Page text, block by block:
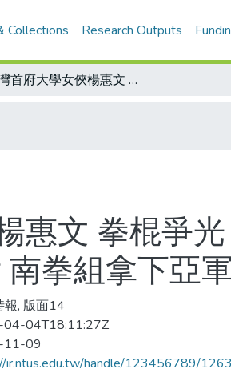
Collections Research Outputs
台灣首府大學女俠楊惠文 拳棍爭光 參加第一屆台灣世界杯少林武術大賽 棍術封后 南拳組拿下亞軍
惠文 拳棍爭
拳組拿下亞軍
報, 版面14
04T18:11:27Z
09
ir.ntus.edu.tw/handle/123456789/